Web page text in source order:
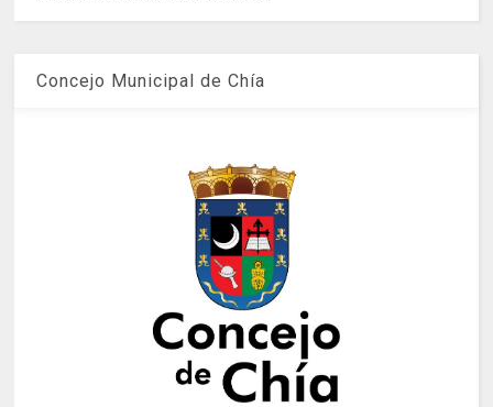
Concejo Municipal de Chía